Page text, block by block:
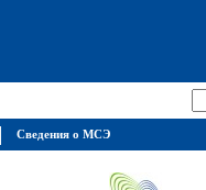
Сведения о МСЭ